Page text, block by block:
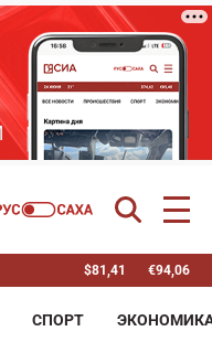
$81,41 €94,06
СПОРТ